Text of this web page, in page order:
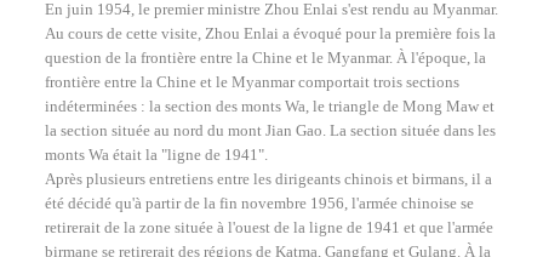
En juin 1954, le premier ministre Zhou Enlai s'est rendu au Myanmar.
Au cours de cette visite, Zhou Enlai a évoqué pour la première fois la
question de la frontière entre la Chine et le Myanmar. À l'époque, la
frontière entre la Chine et le Myanmar comportait trois sections
indéterminées : la section des monts Wa, le triangle de Mong Maw et
la section située au nord du mont Jian Gao. La section située dans les
monts Wa était la "ligne de 1941".
Après plusieurs entretiens entre les dirigeants chinois et birmans, il a
été décidé qu'à partir de la fin novembre 1956, l'armée chinoise se
retirerait de la zone située à l'ouest de la ligne de 1941 et que l'armée
birmane se retirerait des régions de Katma, Gangfang et Gulang. À la